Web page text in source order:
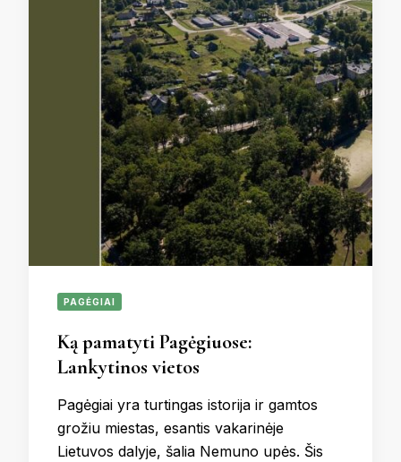
PAGĖGIAI
Ką pamatyti Pagėgiuose:
Lankytinos vietos
Pagėgiai yra turtingas istorija ir gamtos
grožiu miestas, esantis vakarinėje
Lietuvos dalyje, šalia Nemuno upės. Šis